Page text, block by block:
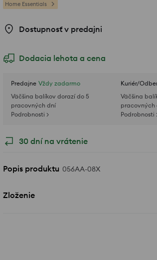
Home Essentials
Dostupnosť v predajni
Dodacia lehota a cena
Predajne Vždy zadarmo
Väčšina balíkov dorazí do 5
pracovných dní
Podrobnosti >
Kuriér/
Väčšina
pracovných
Podrobnosti
30 dní na vrátenie
Popis produktu 056AA-08X
Zloženie